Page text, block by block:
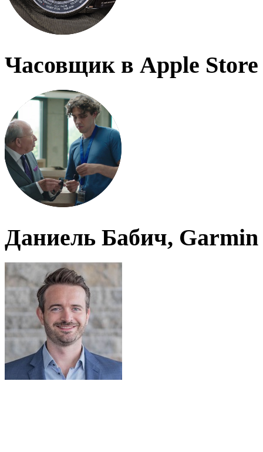
Часовщик в Apple Store
Даниель Бабич, Garmin